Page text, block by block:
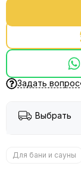
Задать вопрос
Выбрать
Для бани и сауны